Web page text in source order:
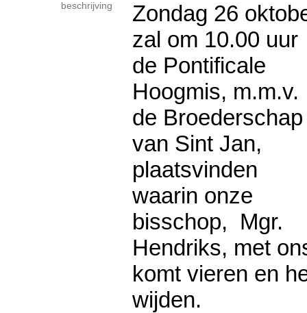
beschrijving
Zondag 26
zal om 10.00 uur
de Pontificale
Hoogmis, m.m.v.
de Broederschap
van Sint Jan,
plaatsvinden
waarin onze
bisschop, Mgr.
Hendriks, met
komt vieren en
wijden.